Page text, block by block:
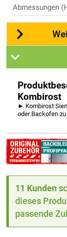
Abmessungen
Kombirost
► Kombirost
oder Backofen
11 Kunden
dieses
passende